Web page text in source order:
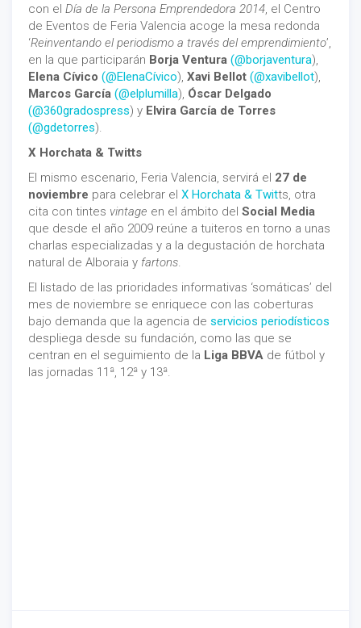
con el Día de la Persona Emprendedora 2014, el Centro
de Eventos de Feria Valencia acoge la mesa redonda
‘Reinventando el periodismo a través del emprendimiento’,
en la que participarán Borja Ventura (@borjaventura),
Elena Cívico (@ElenaCívico), Xavi Bellot (@xavibellot),
Marcos García (@elplumilla), Óscar Delgado
(@360gradospress) y Elvira García de Torres
(@gdetorres).
X Horchata & Twitts
El mismo escenario, Feria Valencia, servirá el 27 de
noviembre para celebrar el X Horchata & Twitts, otra
cita con tintes vintage en el ámbito del Social Media
que desde el año 2009 reúne a tuiteros en torno a unas
charlas especializadas y a la degustación de horchata
natural de Alboraia y fartons.
El listado de las prioridades informativas ‘somáticas’ del
mes de noviembre se enriquece con las coberturas
bajo demanda que la agencia de servicios periodísticos
despliega desde su fundación, como las que se
centran en el seguimiento de la Liga BBVA de fútbol y
las jornadas 11ª, 12ª y 13ª.